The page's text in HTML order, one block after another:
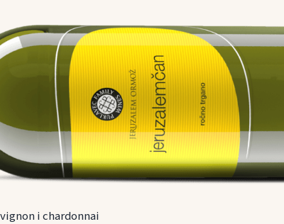
i chardonnai